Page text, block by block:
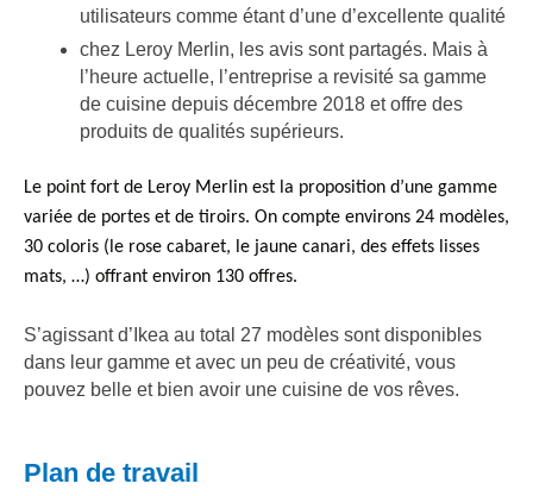
utilisateurs comme étant d’une d’excellente qualité
chez Leroy Merlin, les avis sont partagés. Mais à
l’heure actuelle, l’entreprise a revisité sa gamme
de cuisine depuis décembre 2018 et offre des
produits de qualités supérieurs.
Le point fort de Leroy Merlin est la proposition d’une gamme
variée de portes et de tiroirs. On compte environs 24 modèles,
30 coloris (le rose cabaret, le jaune canari, des effets lisses
mats, …) offrant environ 130 offres.
S’agissant d’Ikea au total 27 modèles sont disponibles
dans leur gamme et avec un peu de créativité, vous
pouvez belle et bien avoir une cuisine de vos rêves.
Plan de travail